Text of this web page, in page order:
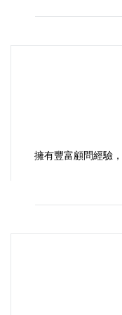
擁有豐富顧問經驗